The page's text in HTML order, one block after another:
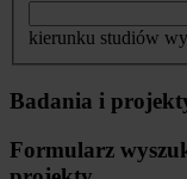
kierunku studiów
Badania i
Formularz